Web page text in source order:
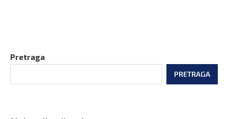
Pretraga
PRETRAGA